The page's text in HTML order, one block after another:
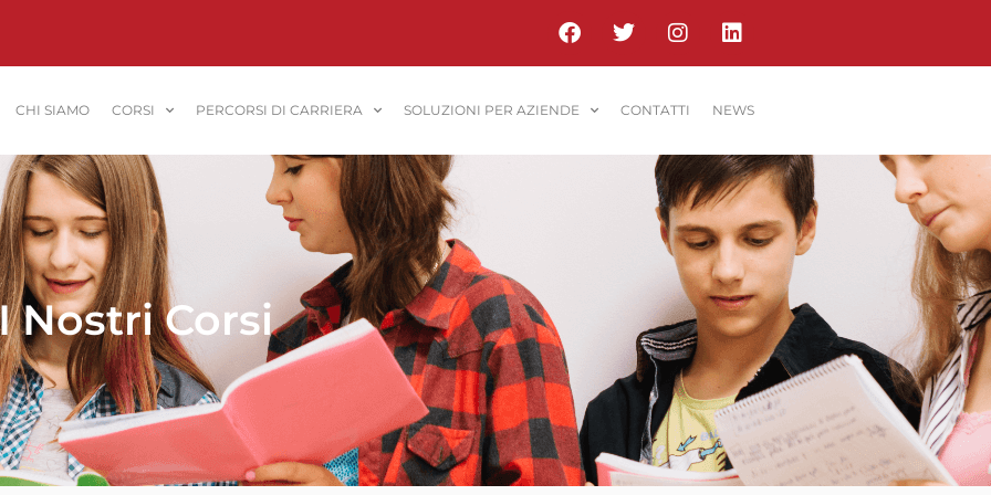
CHI SIAMO CORSI PERCORSI DI CARRIERA SOLUZIONI PER AZIENDE CONTATTI NEWS
Nostri Corsi